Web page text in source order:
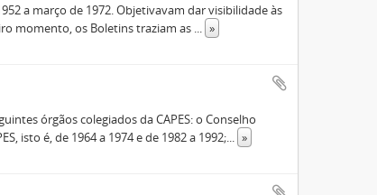
a março de 1972. Objetivavam dar visibilidade às
momento, os Boletins traziam as ... »
órgãos colegiados da CAPES: o Conselho
isto é, de 1964 a 1974 e de 1982 a 1992;... »